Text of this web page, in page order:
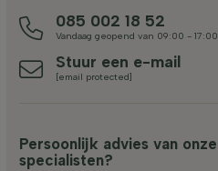
085 002 18 52
Vandaag geopend van 09:00 - 17:00
Stuur een e-mail
[email protected]
Persoonlijk advies van onze
specialisten?